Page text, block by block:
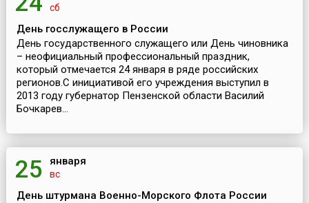
сб
День госслужащего в России
День государственного служащего или День чиновника
– неофициальный профессиональный праздник,
который отмечается 24 января в ряде российских
регионов.С инициативой его учреждения выступил в
2013 году губернатор Пензенской области Василий
Бочкарев...
25 января
вс
День штурмана Военно-Морского Флота России